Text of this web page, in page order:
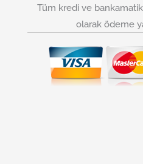
Tüm kredi ve
olarak ödeme